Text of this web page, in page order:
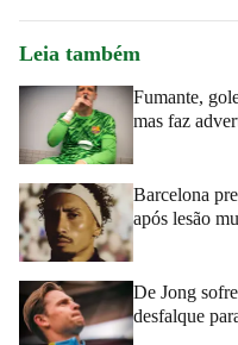
Leia também
Fumante,
mas faz
Barcelona
após lesão
De Jong
desfalque